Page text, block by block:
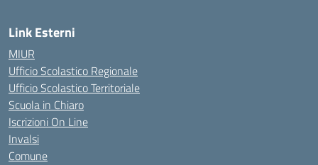
Link Esterni
MIUR
Ufficio Scolastico Regionale
Ufficio Scolastico Territoriale
Scuola in Chiaro
Iscrizioni On Line
Invalsi
Comune